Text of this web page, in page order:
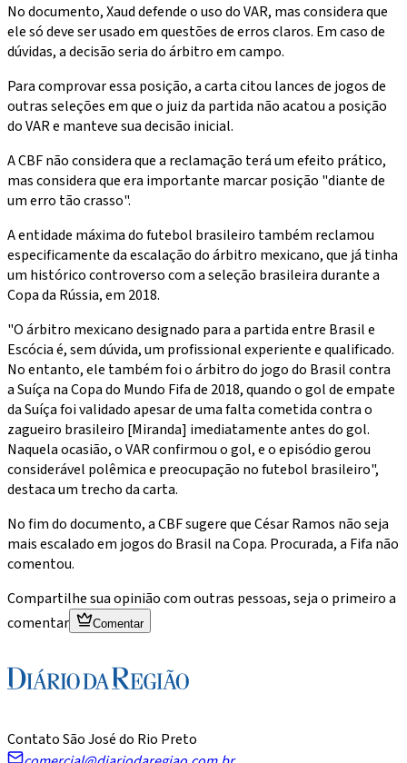
No documento, Xaud defende o uso do VAR, mas considera que
ele só deve ser usado em questões de erros claros. Em caso de
dúvidas, a decisão seria do árbitro em campo.
Para comprovar essa posição, a carta citou lances de jogos de
outras seleções em que o juiz da partida não acatou a posição
do VAR e manteve sua decisão inicial.
A CBF não considera que a reclamação terá um efeito prático,
mas considera que era importante marcar posição "diante de
um erro tão crasso".
A entidade máxima do futebol brasileiro também reclamou
especificamente da escalação do árbitro mexicano, que já tinha
um histórico controverso com a seleção brasileira durante a
Copa da Rússia, em 2018.
"O árbitro mexicano designado para a partida entre Brasil e
Escócia é, sem dúvida, um profissional experiente e qualificado.
No entanto, ele também foi o árbitro do jogo do Brasil contra
a Suíça na Copa do Mundo Fifa de 2018, quando o gol de empate
da Suíça foi validado apesar de uma falta cometida contra o
zagueiro brasileiro [Miranda] imediatamente antes do gol.
Naquela ocasião, o VAR confirmou o gol, e o episódio gerou
considerável polêmica e preocupação no futebol brasileiro",
destaca um trecho da carta.
No fim do documento, a CBF sugere que César Ramos não seja
mais escalado em jogos do Brasil na Copa. Procurada, a Fifa não
comentou.
Compartilhe sua opinião com outras pessoas, seja o primeiro a
comentar
Comentar
Contato São José do Rio Preto